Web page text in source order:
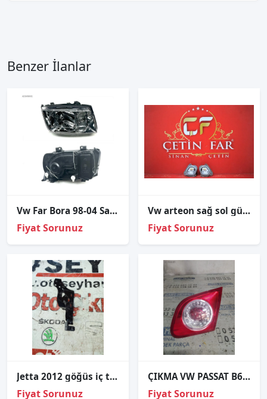
Benzer İlanlar
Vw Far Bora 98-04 Sağ (Sissiz)
Fiyat Sorunuz
Vw arteon sağ sol gündüz led beyni̇ orj çıkma 3g8998479a 3g8998479
Fiyat Sorunuz
Jetta 2012 göğüs iç tesisat bağlantı demiri
Fiyat Sorunuz
ÇIKMA VW PASSAT B6 SAĞ ARKA İÇ STOP
Fiyat Sorunuz